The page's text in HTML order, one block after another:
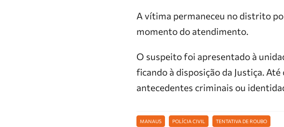
A vítima permaneceu no distrito
momento do atendimento.
O suspeito foi apresentado à
ficando à disposição da Justiça.
antecedentes criminais ou
MANAUS POLÍCIA CIVIL TENTATIVA DE ROUBO